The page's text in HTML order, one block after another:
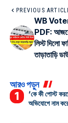
PREVIOUS
WB
PDF:
লিস্ট দিলো
তাড়াতাড়ি
আরও পড়ুন
‘কে কী পোস্ট
অভিযোগে নাম